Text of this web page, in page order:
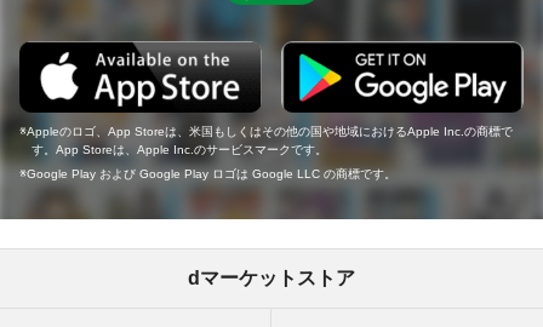
Appleのロゴ、App Storeは、米国もしくはその他の国や地域におけるApple Inc.の商標で
す。App Storeは、Apple Inc.のサービスマークです。
Google Play および Google Play ロゴは Google LLC の商標です。
dマーケットストア